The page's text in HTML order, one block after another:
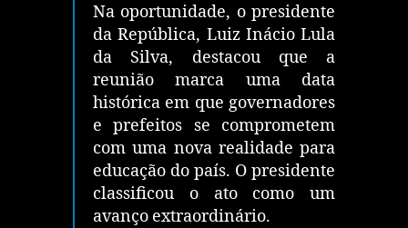
Na oportunidade, o presidente
da República, Luiz Inácio Lula
da Silva, destacou que a
reunião marca uma data
histórica em que governadores
e prefeitos se comprometem
com uma nova realidade para
educação do país. O presidente
classificou o ato como um
avanço extraordinário.